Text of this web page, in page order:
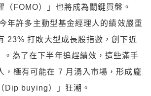
（FOMO）」也將成為關鍵買盤。
年許多主動型基金經理人的績效嚴重
23% 打敗大型成長股指數，創下近
。為了在下半年追趕績效，這些滿手
，極有可能在 7 月湧入市場，形成龐
Dip buying）」狂潮。